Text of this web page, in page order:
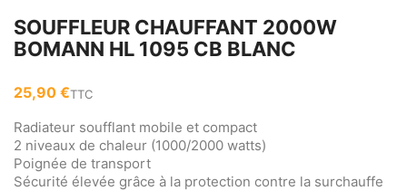
SOUFFLEUR CHAUFFANT 2000W
BOMANN HL 1095 CB BLANC
25,90 €TTC
Radiateur soufflant mobile et compact
2 niveaux de chaleur (1000/2000 watts)
Poignée de transport
Sécurité élevée grâce à la protection contre la surchauffe